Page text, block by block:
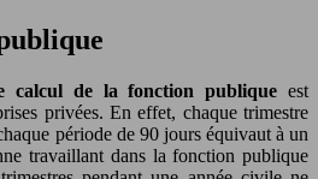
calcul de la fonction publique est
privées. En effet, chaque trimestre
période de 90 jours équivaut à un
travaillant dans la fonction publique